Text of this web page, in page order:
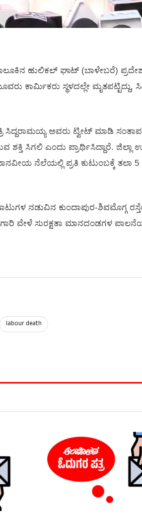
ಹುಲಿಕಲ್ ಘಾಟ್ (ಬಾಳೇಬರೆ)
ಕಾರ್ಮಿಕರು ಸ್ಥಳದಲ್ಲೇ
ಅವರು ಟ್ವೀಟ್ ಮಾಡಿ ಸಂತಾಪ
ಶಕ್ತಿ ಸಿಗಲಿ ಎಂದು ಪ್ರಾರ್ಥಿಸಿದ್ದಾರೆ.
ನೆಲೆಯಲ್ಲಿ ಪ್ರತಿ ಕುಟುಂಬಕ್ಕೆ ತಲಾ 5
ನಡುವಿನ ಕುಂದಾಪುರ-ಶಿವಮೊಗ್ಗ
ವೇಳೆ ಸುರಕ್ಷತಾ ಮಾನದಂಡಗಳ
labour death